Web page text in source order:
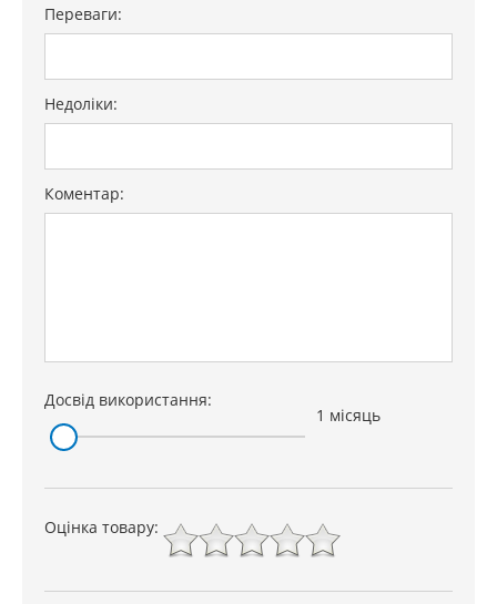
Переваги:
Недоліки:
Коментар:
Досвід використання:
1 місяць
Оцінка товару: